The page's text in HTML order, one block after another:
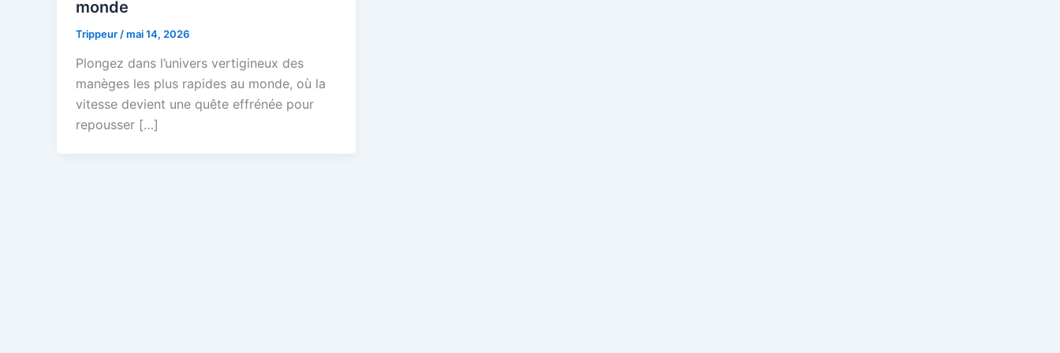
monde
Trippeur /mai 14, 2026
Plongez dans l’univers vertigineux des
manèges les plus rapides au monde, où la
vitesse devient une quête effrénée pour
repousser […]